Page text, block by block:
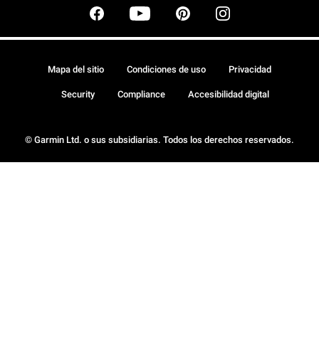
© Garmin Ltd. o sus subsidiarias. Todos los derechos reservados.
Mapa del sitio Condiciones de uso Privacidad
Security Compliance Accesibilidad digital